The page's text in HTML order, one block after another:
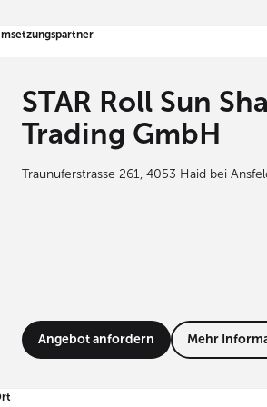
STAR Roll Sun
Trading GmbH
Traunuferstrasse 261, 4053 Haid bei
Angebot anfordern Mehr